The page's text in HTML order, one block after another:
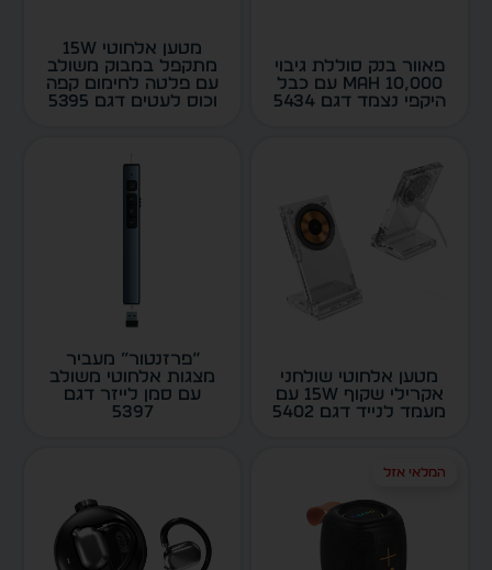
פאוור בנק סוללת גיבוי
10,000 mAh עם כבל
היקפי נצמד דגם 5434
מטען אלחוטי 15W
מתקפל במבוק משולב
עם פלטה לחימום קפה
וכוס לעטים דגם 5395
מטען אלחוטי שולחני
אקרילי שקוף 15W עם
מעמד לנייד דגם 5402
“פרזנטור” מעביר
מצגות אלחוטי משולב
עם סמן לייזר דגם
5397
המלאי אזל